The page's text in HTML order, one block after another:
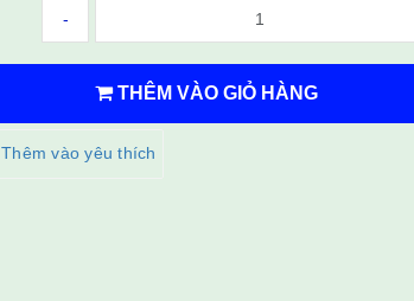
-
THÊM VÀO GIỎ HÀNG
Thêm vào yêu thích